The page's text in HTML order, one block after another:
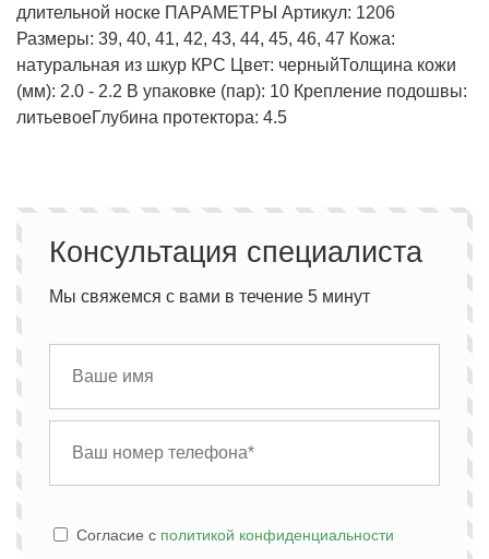
длительной носке ПАРАМЕТРЫ Артикул: 1206
Размеры: 39, 40, 41, 42, 43, 44, 45, 46, 47 Кожа:
натуральная из шкур КРС Цвет: черныйТолщина кожи
(мм): 2.0 - 2.2 В упаковке (пар): 10 Крепление подошвы:
литьевоеГлубина протектора: 4.5
Консультация специалиста
Мы свяжемся с вами в течение 5 минут
Cогласие с политикой конфиденциальности